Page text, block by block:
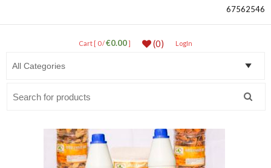
67562546
Cart [ 0 /€0.00] (0) LogIn